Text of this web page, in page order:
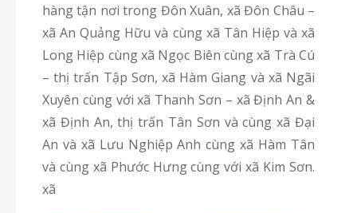
hàng tận nơi trong Đôn Xuân, xã Đôn Châu –
xã An Quảng Hữu và cùng xã Tân Hiệp và xã
Long Hiệp cùng xã Ngọc Biên cùng xã Trà Cú
– thị trấn Tập Sơn, xã Hàm Giang và xã Ngãi
Xuyên cùng với xã Thanh Sơn – xã Định An &
xã Định An, thị trấn Tân Sơn và cùng xã Đại
An và xã Lưu Nghiệp Anh cùng xã Hàm Tân
và cùng xã Phước Hưng cùng với xã Kim Sơn.
xã